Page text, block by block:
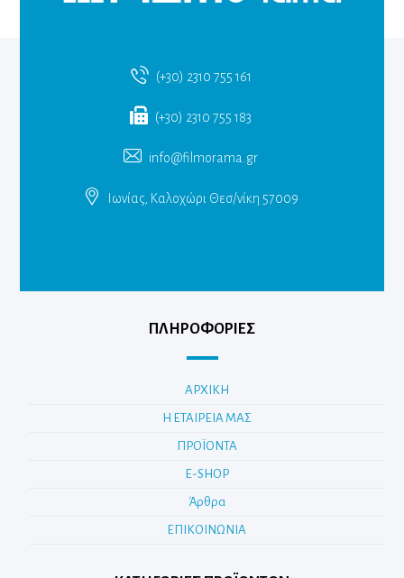
(+30) 2310 755 161
(+30) 2310 755 183
info@filmorama.gr
Ιωνίας, Καλοχώρι Θεσ/νίκη 57009
ΠΛΗΡΟΦΟΡΙΕΣ
ΑΡΧΙΚΗ
Η ΕΤΑΙΡΕΙΑ ΜΑΣ
ΠΡΟΪΟΝΤΑ
E-SHOP
Άρθρα
ΕΠΙΚΟΙΝΩΝΙΑ